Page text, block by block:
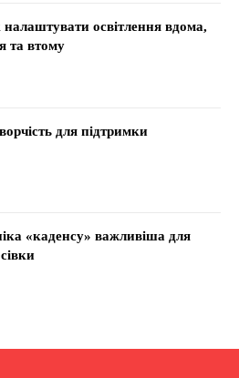
налаштувати освітлення вдома,
та втому
для підтримки
«каденсу» важливіша для